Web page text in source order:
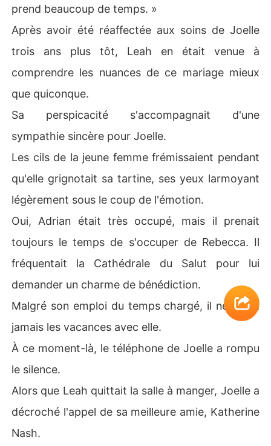
prend beaucoup de temps. »
Après avoir été réaffectée aux soins de Joelle
trois ans plus tôt, Leah en était venue à
comprendre les nuances de ce mariage mieux
que quiconque.
Sa perspicacité s'accompagnait d'une
sympathie sincère pour Joelle.
Les cils de la jeune femme frémissaient pendant
qu'elle grignotait sa tartine, ses yeux larmoyant
légèrement sous le coup de l'émotion.
Oui, Adrian était très occupé, mais il prenait
toujours le temps de s'occuper de Rebecca. Il
fréquentait la Cathédrale du Salut pour lui
demander un charme de bénédiction.
Malgré son emploi du temps chargé, il ne ratait
jamais les vacances avec elle.
À ce moment-là, le téléphone de Joelle a rompu
le silence.
Alors que Leah quittait la salle à manger, Joelle a
décroché l'appel de sa meilleure amie, Katherine
Nash.